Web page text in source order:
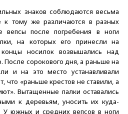
знаков соблюдаются весьма
к тому же различаются в разных
вепсы после погребения в ноги
на которых его принесли на
носилок возвышались над
сорокового дня, а раньше на
и на это место устанавливали
что «раньше крестов не ставили, а
Вытащенные палки оставались
к деревьям, уносить их куда-
У южных и средних вепсов в ноги